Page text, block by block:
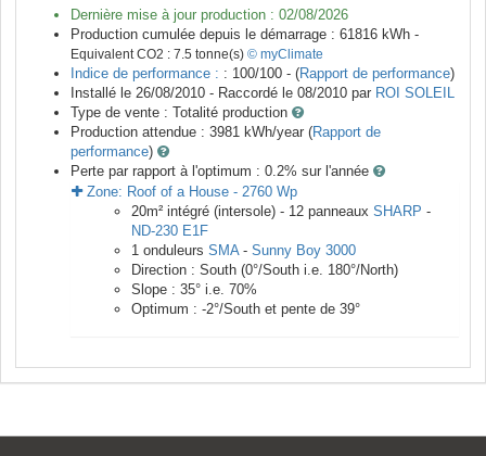
Dernière mise à jour production : 02/08/2026
Production cumulée depuis le démarrage : 61816 kWh -
Equivalent CO2 : 7.5 tonne(s) © myClimate
Indice de performance : : 100/100 - (Rapport de performance)
Installé le 26/08/2010 - Raccordé le 08/2010 par ROI SOLEIL
Type de vente : Totalité production
Production attendue : 3981 kWh/year (Rapport de
performance)
Perte par rapport à l'optimum : 0.2% sur l'année
Zone: Roof of a House - 2760 Wp
20m² intégré (intersole) - 12 panneaux SHARP -
ND-230 E1F
1 onduleurs SMA- Sunny Boy 3000
Direction : South (0°/South i.e. 180°/North)
Slope : 35° i.e. 70%
Optimum : -2°/South et pente de 39°